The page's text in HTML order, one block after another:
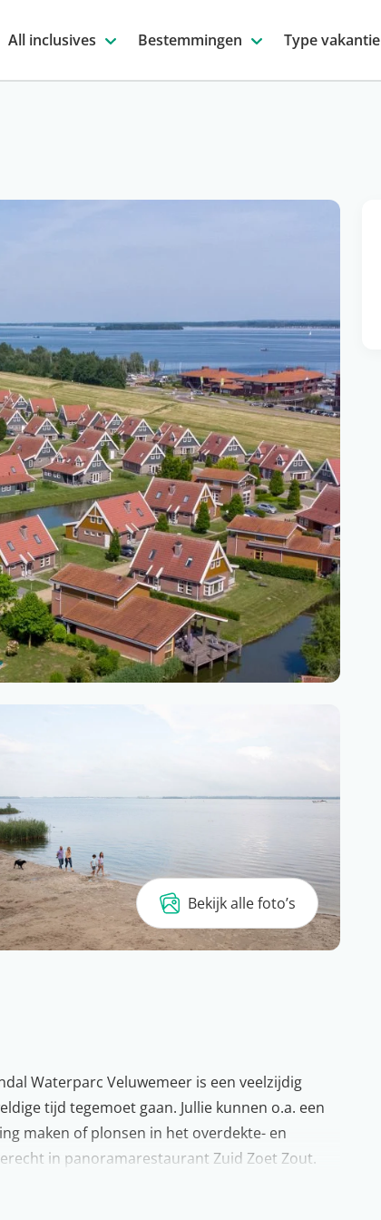
All inclusives Bestemmingen Type vakantie
Bekijk alle foto’s
Waterparc Veluwemeer is een veelzijdig
tijd tegemoet gaan. Jullie kunnen o.a. een
maken of plonsen in het overdekte- en
in panoramarestaurant Zuid Zoet Zout.